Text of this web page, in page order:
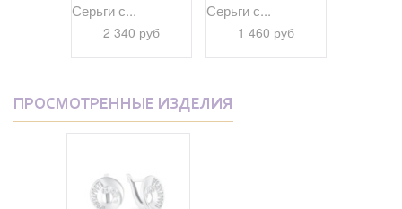
Серьги с...
2 340 руб
Серьги с...
1 460 руб
ПРОСМОТРЕННЫЕ ИЗДЕЛИЯ